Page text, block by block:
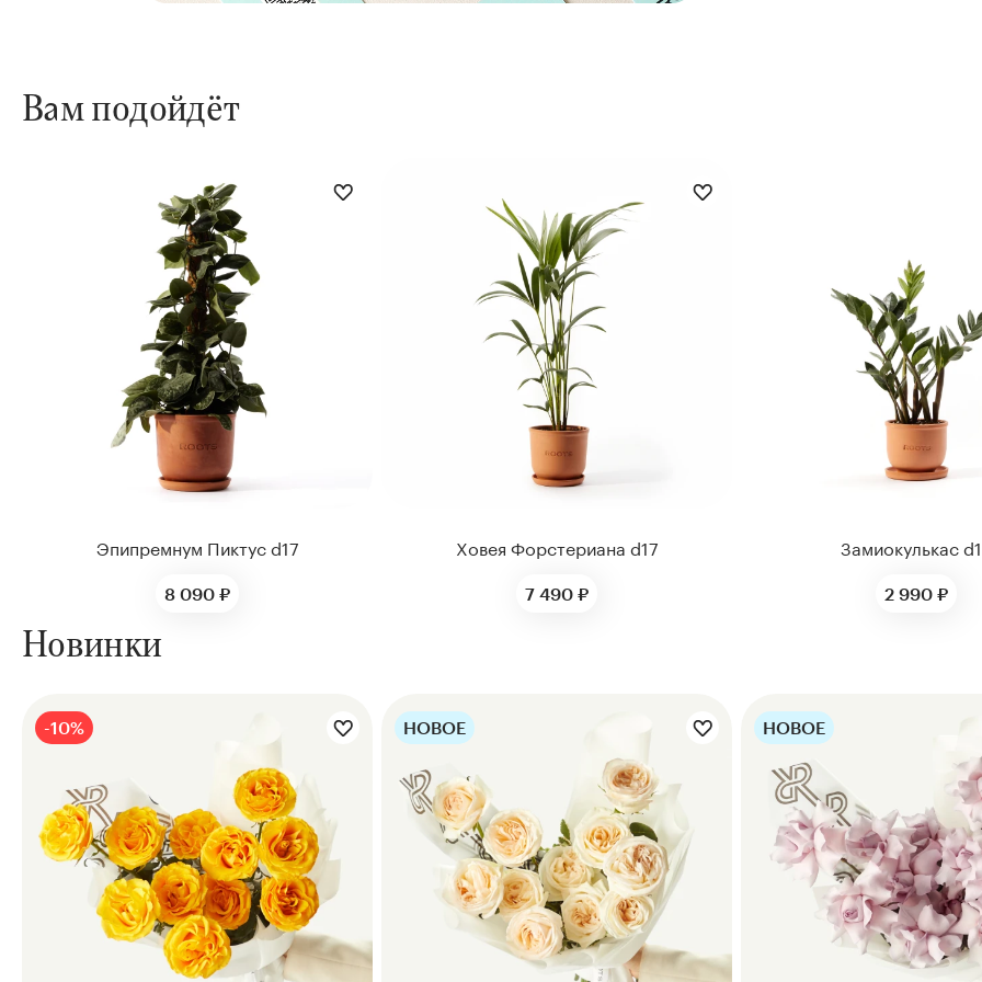
Вам подойдёт
Эпипремнум Пиктус d17
8 090 ₽
Ховея Форстериана d17
7 490 ₽
Замиокулькас
2 990 ₽
Новинки
Цветы букета:
-10%
Цветы букета:
НОВОЕ
Цветы букета:
НОВОЕ